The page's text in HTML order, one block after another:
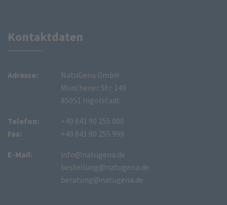
Kontaktdaten
Adresse:
NatuGena GmbH
Münchener Str. 149
85051 Ingolstadt
Telefon:
Fax:
+49 841 90 255 000
+49 841 90 255 999
E-Mail:
info@natugena.de
bestellung@natugena.de
beratung@natugena.de